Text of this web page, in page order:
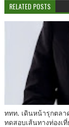
RELATED POSTS
ททท. เดินหน้ารุกตลา
ทดสอบเส้นทางท่องเ